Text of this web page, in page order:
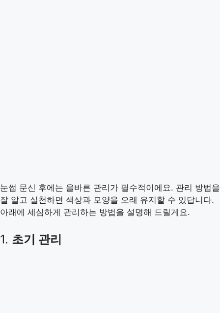
눈썹 문신 후에는 올바른 관리가 필수적이에요. 관리 방법을
잘 알고 실천하면 색상과 모양을 오래 유지할 수 있답니다.
아래에 세심하게 관리하는 방법을 설명해 드릴게요.
1. 초기 관리